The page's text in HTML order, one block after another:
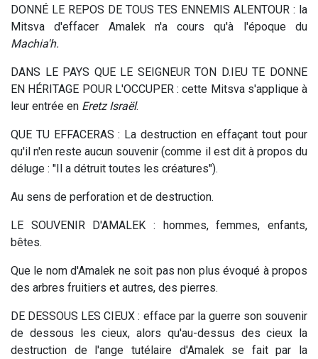
DONNÉ LE REPOS DE TOUS TES ENNEMIS ALENTOUR : la
Mitsva d'effacer Amalek n'a cours qu'à l'époque du
Machia'h.
DANS LE PAYS QUE LE SEIGNEUR TON D.IEU TE DONNE
EN HÉRITAGE POUR L'OCCUPER : cette Mitsva s'applique à
leur entrée en Eretz Israël.
QUE TU EFFACERAS : La destruction en effaçant tout pour
qu'il n'en reste aucun souvenir (comme il est dit à propos du
déluge : ''Il a détruit toutes les créatures'').
Au sens de perforation et de destruction.
LE SOUVENIR D'AMALEK : hommes, femmes, enfants,
bêtes.
Que le nom d'Amalek ne soit pas non plus évoqué à propos
des arbres fruitiers et autres, des pierres.
DE DESSOUS LES CIEUX : efface par la guerre son souvenir
de dessous les cieux, alors qu'au-dessus des cieux la
destruction de l'ange tutélaire d'Amalek se fait par la